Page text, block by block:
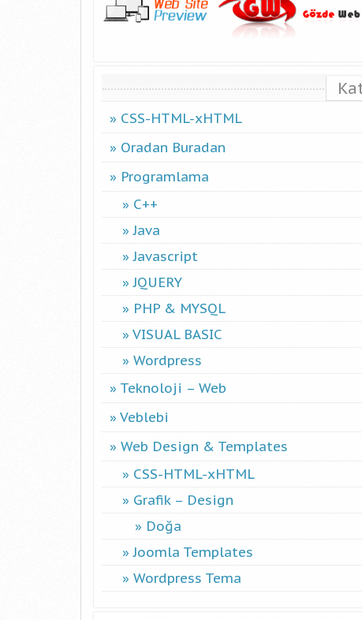
CSS-HTML-xHTML
Oradan Buradan
Programlama
C++
Java
Javascript
JQUERY
PHP & MYSQL
VISUAL BASIC
Wordpress
Teknoloji – Web
Veblebi
Web Design & Templates
CSS-HTML-xHTML
Grafik – Design
Doğa
Joomla Templates
Wordpress Tema